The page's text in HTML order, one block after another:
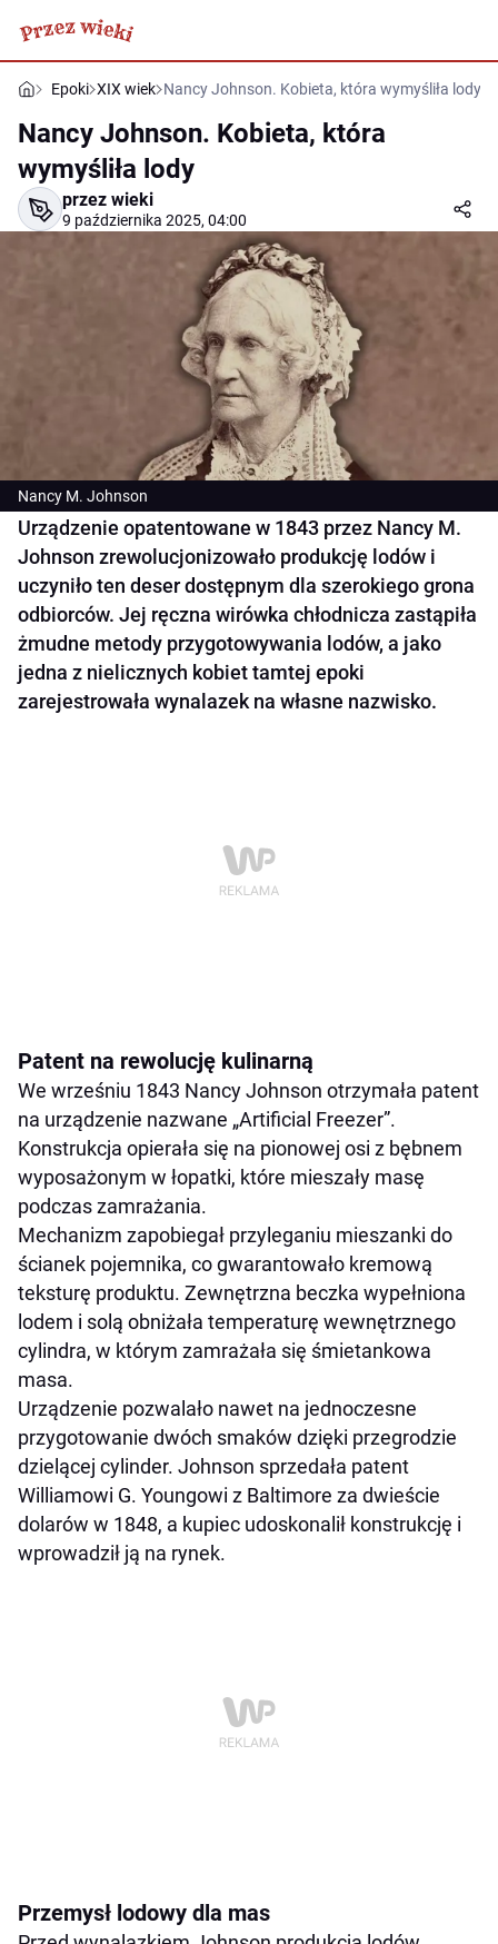
Epoki XIX wiek Nancy Johnson. Kobieta, która wymyśliła lody
Nancy Johnson. Kobieta, która
wymyśliła lody
przez wieki
9 października 2025, 04:00
Nancy M. Johnson
Urządzenie opatentowane w 1843 przez Nancy M.
Johnson zrewolucjonizowało produkcję lodów i
uczyniło ten deser dostępnym dla szerokiego grona
odbiorców. Jej ręczna wirówka chłodnicza zastąpiła
żmudne metody przygotowywania lodów, a jako
jedna z nielicznych kobiet tamtej epoki
zarejestrowała wynalazek na własne nazwisko.
Patent na rewolucję kulinarną
We wrześniu 1843 Nancy Johnson otrzymała patent
na urządzenie nazwane „Artificial Freezer”.
Konstrukcja opierała się na pionowej osi z bębnem
wyposażonym w łopatki, które mieszały masę
podczas zamrażania.
Mechanizm zapobiegał przyleganiu mieszanki do
ścianek pojemnika, co gwarantowało kremową
teksturę produktu. Zewnętrzna beczka wypełniona
lodem i solą obniżała temperaturę wewnętrznego
cylindra, w którym zamrażała się śmietankowa
masa.
Urządzenie pozwalało nawet na jednoczesne
przygotowanie dwóch smaków dzięki przegrodzie
dzielącej cylinder. Johnson sprzedała patent
Williamowi G. Youngowi z Baltimore za dwieście
dolarów w 1848, a kupiec udoskonalił konstrukcję i
wprowadził ją na rynek.
Przemysł lodowy dla mas